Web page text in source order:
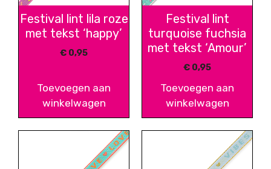
Festival lint lila roze
met tekst ‘happy’
€ 0,95
Toevoegen aan
winkelwagen
Festival lint
turquoise fuchsia
met tekst ‘Amour’
€ 0,95
Toevoegen aan
winkelwagen